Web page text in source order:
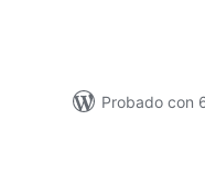
Probado con